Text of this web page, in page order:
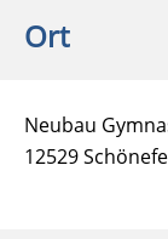
Ort
Neubau
12529